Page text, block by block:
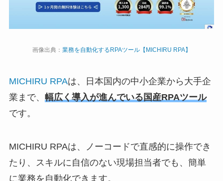
画像出典： 業務を自動化するRPAツール【MICHIRU RPA】
MICHIRU RPAは、日本国内の中小企業から大手企
業まで、 幅広く導入が進んでいる国産RPAツール
です。
MICHIRU RPAは、ノーコードで直感的に操作でき
たり、スキルに自信のない現場担当者でも、簡単
に業務を自動化できます。